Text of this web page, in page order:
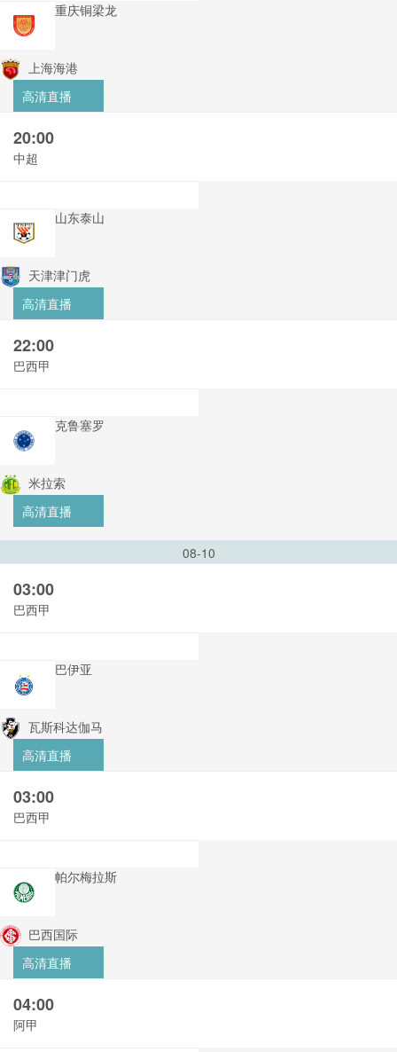
重庆铜梁龙
上海海港
高清直播
20:00
中超
山东泰山
天津津门虎
高清直播
22:00
巴西甲
克鲁塞罗
米拉索
高清直播
08-10
03:00
巴西甲
巴伊亚
瓦斯科达伽马
高清直播
03:00
巴西甲
帕尔梅拉斯
巴西国际
高清直播
04:00
阿甲